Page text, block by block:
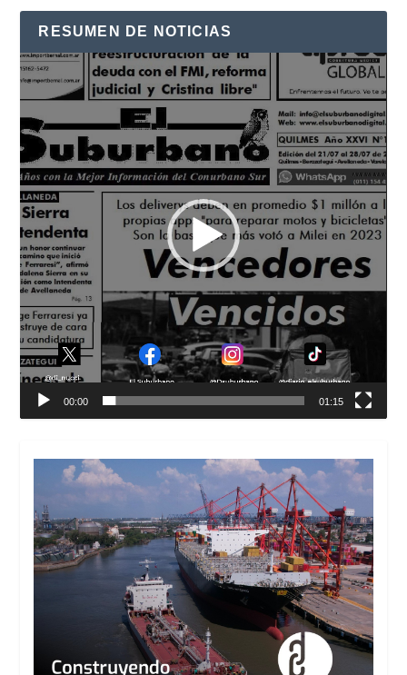
RESUMEN DE NOTICIAS
Reproductor
de
vídeo
00:00 01:15